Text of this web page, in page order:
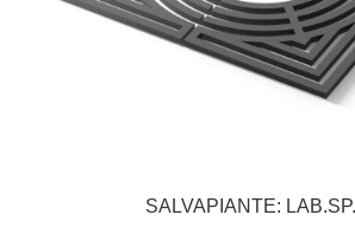
SALVAPIANTE: